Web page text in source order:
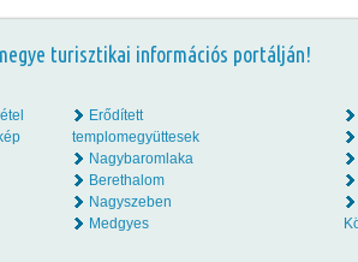
turisztikai információs portálján!
Erődített
templomegyüttesek
Nagybaromlaka
Berethalom
Nagyszeben
Medgyes